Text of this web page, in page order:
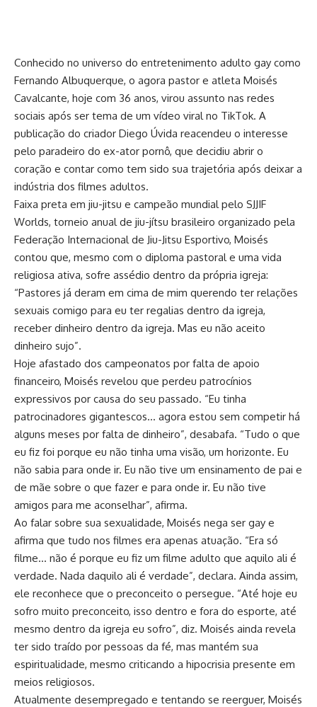
Conhecido no universo do entretenimento adulto gay como
Fernando Albuquerque, o agora pastor e atleta Moisés
Cavalcante, hoje com 36 anos, virou assunto nas redes
sociais após ser tema de um vídeo viral no TikTok. A
publicação do criador Diego Úvida reacendeu o interesse
pelo paradeiro do ex-ator pornô, que decidiu abrir o
coração e contar como tem sido sua trajetória após deixar a
indústria dos filmes adultos.
Faixa preta em jiu-jitsu e campeão mundial pelo SJJIF
Worlds, torneio anual de jiu-jítsu brasileiro organizado pela
Federação Internacional de Jiu-Jitsu Esportivo, Moisés
contou que, mesmo com o diploma pastoral e uma vida
religiosa ativa, sofre assédio dentro da própria igreja:
“Pastores já deram em cima de mim querendo ter relações
sexuais comigo para eu ter regalias dentro da igreja,
receber dinheiro dentro da igreja. Mas eu não aceito
dinheiro sujo”.
Hoje afastado dos campeonatos por falta de apoio
financeiro, Moisés revelou que perdeu patrocínios
expressivos por causa do seu passado. “Eu tinha
patrocinadores gigantescos… agora estou sem competir há
alguns meses por falta de dinheiro”, desabafa. “Tudo o que
eu fiz foi porque eu não tinha uma visão, um horizonte. Eu
não sabia para onde ir. Eu não tive um ensinamento de pai e
de mãe sobre o que fazer e para onde ir. Eu não tive
amigos para me aconselhar”, afirma.
Ao falar sobre sua sexualidade, Moisés nega ser gay e
afirma que tudo nos filmes era apenas atuação. “Era só
filme… não é porque eu fiz um filme adulto que aquilo ali é
verdade. Nada daquilo ali é verdade”, declara. Ainda assim,
ele reconhece que o preconceito o persegue. “Até hoje eu
sofro muito preconceito, isso dentro e fora do esporte, até
mesmo dentro da igreja eu sofro”, diz. Moisés ainda revela
ter sido traído por pessoas da fé, mas mantém sua
espiritualidade, mesmo criticando a hipocrisia presente em
meios religiosos.
Atualmente desempregado e tentando se reerguer, Moisés